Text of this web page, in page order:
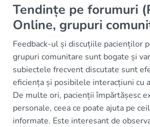
Tendințe pe forumuri
Online, grupuri
Feedback-ul și discuțiile pacienților
grupuri comunitare sunt bogate și
subiectele frecvent discutate sunt
eficiența și posibilele interacțiuni cu
De multe ori, pacienții împărtășesc
personale, ceea ce poate ajuta pe
informate. Este interesant de